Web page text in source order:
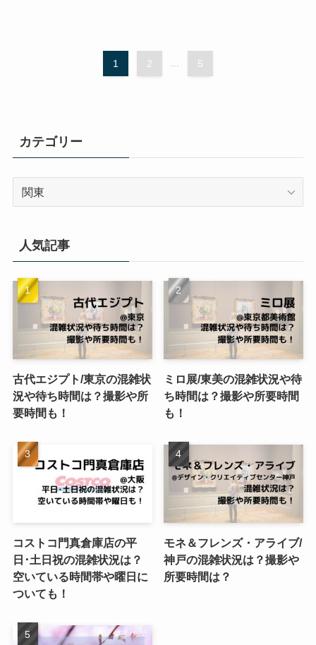
1 2 5
カテゴリー
カ
ー
人気記事
古代エジプト/東京の混雑状
況や待ち時間は？撮影や所
要時間も！
ミロ展/東美の混雑状況や待
ち時間は？撮影や所要時間
も！
コストコ門真倉庫店の平
日･土日祝の混雑状況は？
空いている時間帯や曜日に
ついても！
モネ＆フレンズ・アライブ/
神戸の混雑状況は？撮影や
所要時間は？